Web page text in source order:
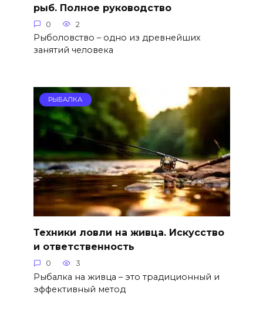
рыб. Полное руководство
0 2
Рыболовство – одно из древнейших
занятий человека
РЫБАЛКА
Техники ловли на живца. Искусство
и ответственность
0 3
Рыбалка на живца – это традиционный и
эффективный метод